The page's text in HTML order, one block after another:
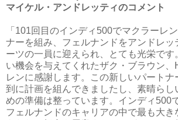
マイケル・アンドレッティのコメント
「101回目のインディ500でマクラーレ
ナーを組み、フェルナンドをアンドレッ
ーツの一員に迎えられ、とても光栄です
い機会を与えてくれたザク・ブラウン、
レンに感謝します。この新しいパートナ
到に計画を組んできましたし、素晴らし
めの準備は整っています。インディ500
フェルナンドのキャリアの中で最も大き